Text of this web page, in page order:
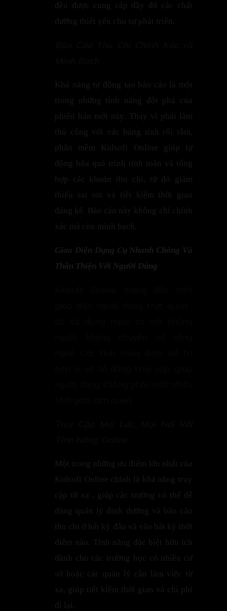
đều được cung cấp đầy đủ các chất
dưỡng thiết yếu cho sự phát triển.
Khả năng tự động tạo báo cáo là một
trong những tính năng đột phá của
phiên bản mới này. Thay vì phải làm
thủ công với các bảng tính rối rắm,
phần mềm Kidsoft Online giúp tự
động hóa quá trình tính toán và tổng
hợp các khoản thu chi, từ đó giảm
thiểu sai sót và tiết kiệm thời gian
đáng kể. Báo cáo này không chỉ chính
xác mà còn minh bạch.
Giao Diện Dụng Cụ Nhanh Chóng Và
Thân Thiện Với Người Dùng
Một trong những ưu điểm lớn nhất của
Kidsoft Online chính là khả năng truy
cập từ xa , giúp các trường có thể dễ
dàng quản lý dinh dưỡng và báo cáo
thu chi ở bất kỳ đâu và vào bất kỳ thời
điểm nào. Tính năng đặc biệt hữu ích
dành cho các trường học có nhiều cơ
sở hoặc các quản lý cần làm việc từ
xa, giúp tiết kiệm thời gian và chi phí
đi lại.